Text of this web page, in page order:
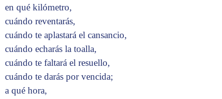
en qué kilómetro,
cuándo reventarás,
cuándo te aplastará el cansancio,
cuándo echarás la toalla,
cuándo te faltará el resuello,
cuándo te darás por vencida;
a qué hora,